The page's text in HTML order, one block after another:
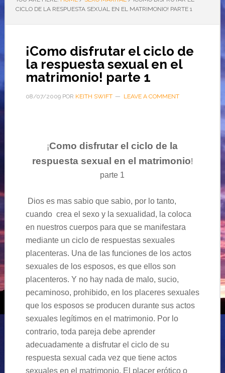
CICLO DE LA RESPUESTA SEXUAL EN EL MATRIMONIO! PARTE 1
¡Como disfrutar el ciclo de
la respuesta sexual en el
matrimonio! parte 1
08/07/2009POR KEITH SWIFT LEAVE A COMMENT
¡Como disfrutar el ciclo de la
respuesta sexual en el matrimonio!
parte 1
Dios es mas sabio que sabio, por lo tanto,
cuando crea el sexo y la sexualidad, la coloca
en nuestros cuerpos para que se manifestara
mediante un ciclo de respuestas sexuales
placenteras. Una de las funciones de los actos
sexuales de los esposos, es que ellos son
placenteros. Y no hay nada de malo, sucio,
pecaminoso, prohibido, en los placeres sexuales
que los esposos se producen durante sus actos
sexuales legítimos en el matrimonio. Por lo
contrario, toda pareja debe aprender
adecuadamente a disfrutar el ciclo de su
respuesta sexual cada vez que tiene actos
sexuales en el matrimonio. El placer erótico o